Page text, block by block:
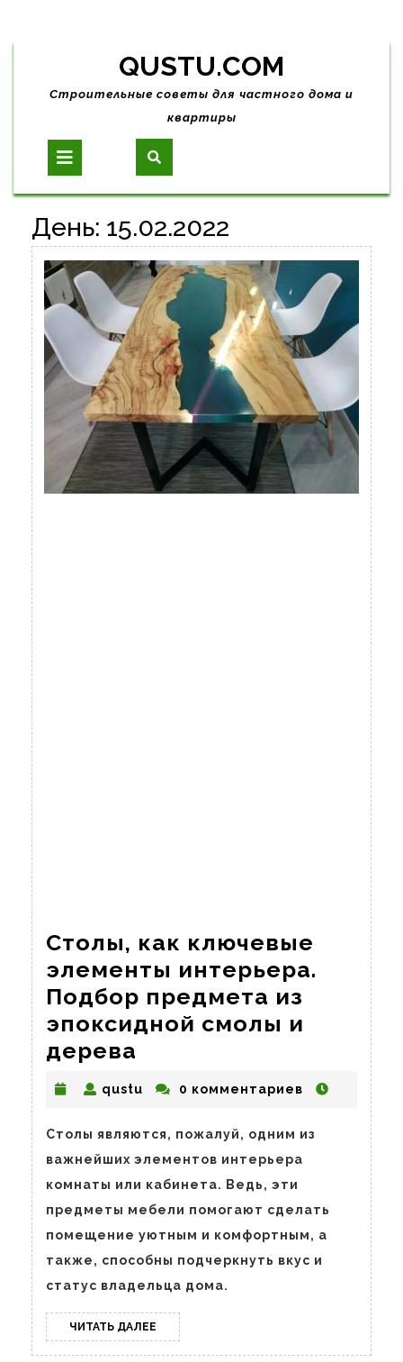
Skip
content
QUSTU.COM
Строительные советы для частного дома и
квартиры
Open
Button
День: 15.02.2022
Столы, как ключевые
элементы интерьера.
Подбор предмета из
эпоксидной смолы и
дерева
как
ключевые
элементы
интерьера.
Подбор
предмета
из
эпоксидной
смолы
и
дерева
qustu qustu0 комментариев
Столы являются, пожалуй, одним из
важнейших элементов интерьера
комнаты или кабинета. Ведь, эти
предметы мебели помогают сделать
помещение уютным и комфортным, а
также, способны подчеркнуть вкус и
статус владельца дома.
ЧИТАТЬ ДАЛЕЕ ЧИТАТЬ
ДАЛЕЕ